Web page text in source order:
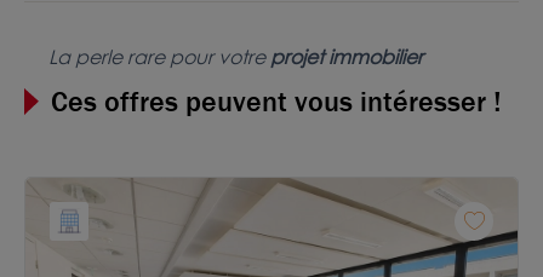
La perle rare pour votreprojet immobilier
Ces offres peuvent vous intéresser !